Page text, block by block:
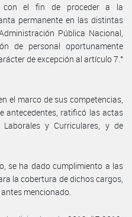
con el fin de proceder a la
permanente en las distintas
Pública Nacional,
de personal oportunamente
de excepción al artículo 7.°
el marco de sus competencias,
antecedentes, ratificó las actas
y Curriculares, y de
se ha dado cumplimiento a las
la cobertura de dichos cargos,
mencionado.